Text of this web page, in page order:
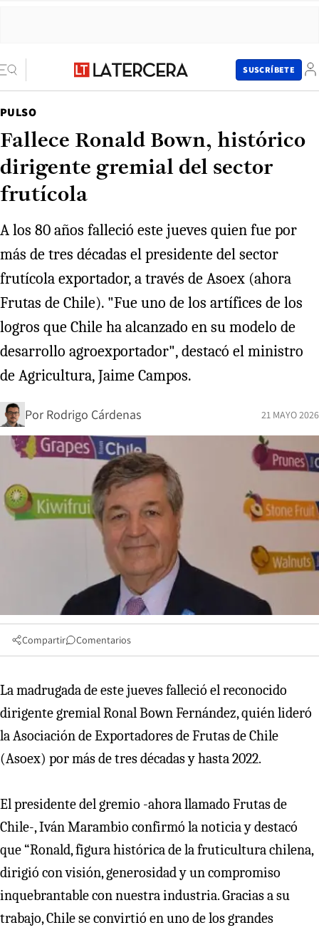
SUSCRÍBETE
PULSO
Fallece Ronald Bown, histórico
dirigente gremial del sector
frutícola
A los 80 años falleció este jueves quien fue por
más de tres décadas el presidente del sector
frutícola exportador, a través de Asoex (ahora
Frutas de Chile). "Fue uno de los artífices de los
logros que Chile ha alcanzado en su modelo de
desarrollo agroexportador", destacó el ministro
de Agricultura, Jaime Campos.
Por Rodrigo Cárdenas 21 MAYO 2026
Compartir Comentarios
La madrugada de este jueves falleció el reconocido
dirigente gremial Ronal Bown Fernández, quién lideró
la Asociación de Exportadores de Frutas de Chile
(Asoex) por más de tres décadas y hasta 2022.
El presidente del gremio -ahora llamado Frutas de
Chile-, Iván Marambio confirmó la noticia y destacó
que “Ronald, figura histórica de la fruticultura chilena,
dirigió con visión, generosidad y un compromiso
inquebrantable con nuestra industria. Gracias a su
trabajo, Chile se convirtió en uno de los grandes